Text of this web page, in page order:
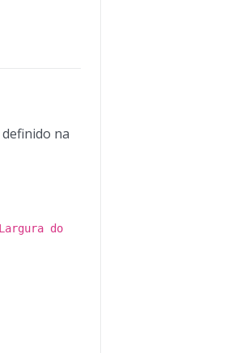
na
Largura do